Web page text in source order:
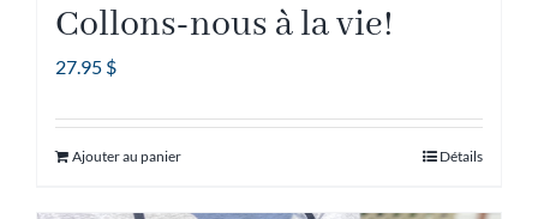
Collons-nous à la vie!
27.95 $
Ajouter au panier Détails